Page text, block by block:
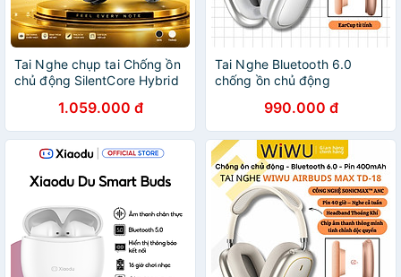
Tai Nghe chụp tai Chống ồn
chủ động SilentCore Hybrid
WiWU Soundbasha TD-17
cho iphone ipad oppo z fold
samsung - Chống Ồn Hybrid
ANC, Bluetooth 6.0, Pin 50
Giờ, Âm Thanh ACS 360° -
1.059.000 đ
Tai Nghe Bluetooth 6.0
chống ồn chủ động
hiêuWiWU Airbuds MAX TD-
18 -38dB | Driver 40mm |
Pin 40 Giờ | Earcups Xoay
360 | Headband Thoáng Khí
- hàng nhập khẩu
990.000 đ